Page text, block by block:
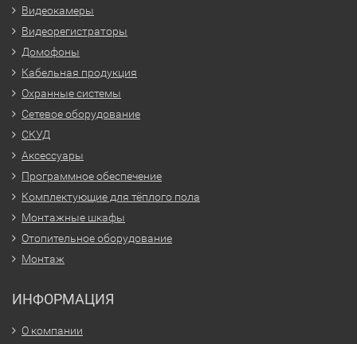
Видеокамеры
Видеорегистраторы
Домофоны
Кабельная продукция
Охранные системы
Сетевое оборудование
СКУД
Аксессуары
Программное обеспечение
Комплектующие для тёплого пола
Монтажные шкафы
Отопительное оборудование
Монтаж
ИНФОРМАЦИЯ
О компании